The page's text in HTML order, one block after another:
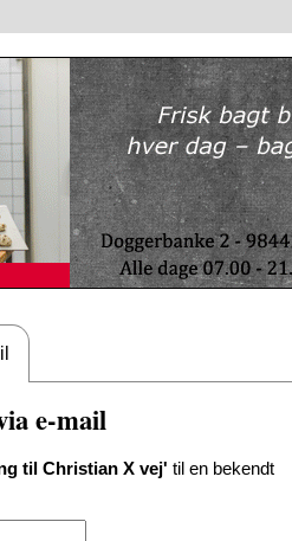
e-mail
til Christian X vej' til en bekendt